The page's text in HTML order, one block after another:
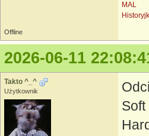
MAL
Offline
2026-06-11
Takto ^_^
Użytkownik
Soft